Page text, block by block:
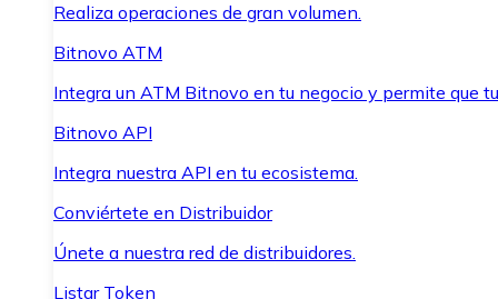
Realiza operaciones de gran volumen.
Bitnovo ATM
Integra un ATM Bitnovo en tu negocio y permite que
Bitnovo API
Integra nuestra API en tu ecosistema.
Conviértete en Distribuidor
Únete a nuestra red de distribuidores.
Listar Token